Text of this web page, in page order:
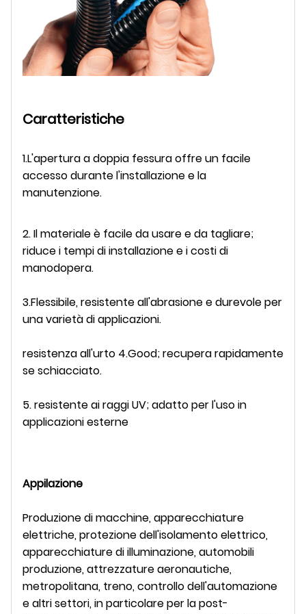
Caratteristiche
1.L'apertura a doppia fessura offre un facile
accesso durante l'installazione e la
manutenzione.
2. Il materiale è facile da usare e da tagliare;
riduce i tempi di installazione e i costi di
manodopera.
3.Flessibile, resistente all'abrasione e durevole per
una varietà di applicazioni.
resistenza all'urto 4.Good; recupera rapidamente
se schiacciato.
5. resistente ai raggi UV; adatto per l'uso in
applicazioni esterne
Appilazione
Produzione di macchine, apparecchiature
elettriche, protezione dell'isolamento elettrico,
apparecchiature di illuminazione, automobili
produzione, attrezzature aeronautiche,
metropolitana, treno, controllo dell'automazione
e altri settori, in particolare per la post-